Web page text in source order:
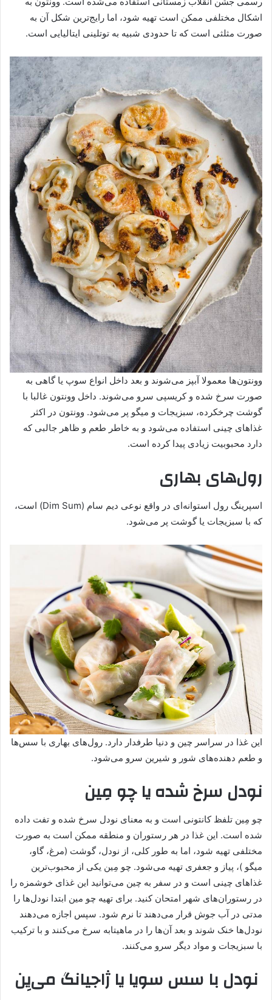
اشکال مختلفی ممکن است تهیه شود، اما رایج‌ترین شکل آن به
صورت مثلثی است که تا حدودی شبیه به توتلینی ایتالیایی است.
وونتون‌ها معمولا آبپز می‌شوند و بعد داخل انواع سوپ یا گاهی به
صورت سرخ شده و کریسپی سرو می‌شوند. داخل وونتون غالبا با
گوشت چرخکرده، سبزیجات و میگو پر می‌شود. وونتون در اکثر
غذا‌های چینی استفاده می‌شود و به خاطر طعم و ظاهر جالبی که
دارد محبوبیت زیادی پیدا کرده است.
رول‌های بهاری
اسپرینگ رول استوانه‌ای در واقع نوعی دیم سام (Dim Sum) است،
که با سبزیجات یا گوشت پر می‌شود.
این غذا در سراسر چین و دنیا طرفدار دارد. رول‌های بهاری با سس‌ها
و طعم دهنده‌های شور و شیرین سرو می‌شود.
نودل سرخ شده یا چو مِین
چو مِین تلفظ کانتونی است و به معنای نودل سرخ شده و تفت داده
شده است. این غذا در هر رستوران و منطقه ممکن است به صورت
مختلفی تهیه شود، اما به طور کلی، از نودل، گوشت (مرغ، گاو،
میگو )، پیاز و جعفری تهیه می‌شود. چو مِین یکی از محبوب‌ترین
غذاهای چینی است و در سفر به چین می‌توانید این غذای خوشمزه را
در رستوران‌های شهر امتحان کنید. برای تهیه چو مین ابتدا نودل‌ها را
مدتی در آب جوش قرار می‌دهند تا نرم شود. سپس اجازه می‌دهند
نودل‌ها خنک شوند و بعد آن‌ها را در ماهیتابه سرخ می‌کنند و با ترکیب
با سبزیجات و مواد دیگر سرو می‌کنند.
نودل با سس سویا یا ژاجیانگ می‌یِن